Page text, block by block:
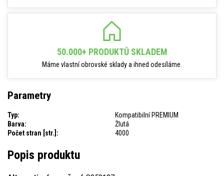
50.000+ PRODUKTŮ SKLADEM
Máme vlastní obrovské sklady a ihned odesíláme.
Parametry
Typ:
Kompatibilní PREMIUM
Barva:
Žlutá
Počet stran [str.]:
4000
Popis produktu